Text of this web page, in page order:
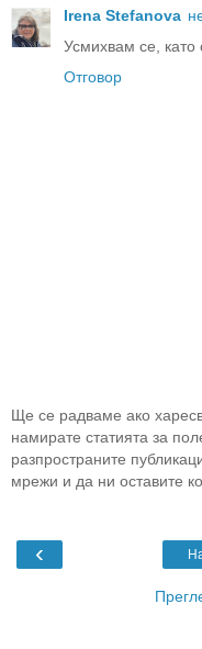
Irena Stefanova
Усмихвам се,
Отговор
Ще се радваме ако
намирате статията за
разпространите
мрежи и да ни оставите
‹